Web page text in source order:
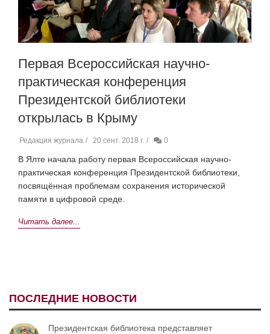
Первая Всероссийская научно-
практическая конференция
Президентской библиотеки
открылась в Крыму
Редакция журнала 20 сент. 2018 г. 0
В Ялте начала работу первая Всероссийская научно-
практическая конференция Президентской библиотеки,
посвящённая проблемам сохранения исторической
памяти в цифровой среде.
Читать далее...
ПОСЛЕДНИЕ НОВОСТИ
Президентская библиотека представляет